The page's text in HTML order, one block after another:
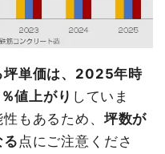
坪単価は、2025年時
値上がり していま
もあるため、 坪数が
点にご注意くださ